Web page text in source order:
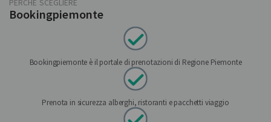
PERCHÉ SCEGLIERE
Bookingpiemonte
Bookingpiemonte è il portale di prenotazioni di Regione Piemonte
Prenota in sicurezza alberghi, ristoranti e pacchetti viaggio